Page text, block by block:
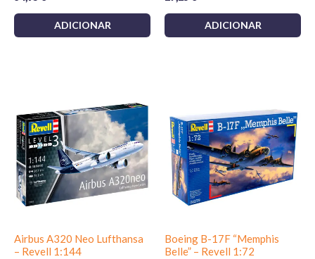
ADICIONAR ADICIONAR
Airbus A320 Neo Lufthansa
– Revell 1:144
Boeing B-17F “Memphis
Belle” – Revell 1:72